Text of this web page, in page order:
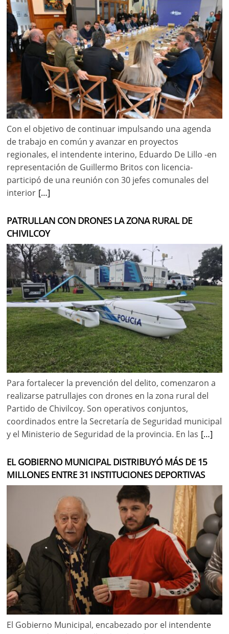
Con el objetivo de continuar impulsando una agenda
de trabajo en común y avanzar en proyectos
regionales, el intendente interino, Eduardo De Lillo -en
representación de Guillermo Britos con licencia-
participó de una reunión con 30 jefes comunales del
interior […]
PATRULLAN CON DRONES LA ZONA RURAL DE
CHIVILCOY
Para fortalecer la prevención del delito, comenzaron a
realizarse patrullajes con drones en la zona rural del
Partido de Chivilcoy. Son operativos conjuntos,
coordinados entre la Secretaría de Seguridad municipal
y el Ministerio de Seguridad de la provincia. En las […]
EL GOBIERNO MUNICIPAL DISTRIBUYÓ MÁS DE 15
MILLONES ENTRE 31 INSTITUCIONES DEPORTIVAS
El Gobierno Municipal, encabezado por el intendente